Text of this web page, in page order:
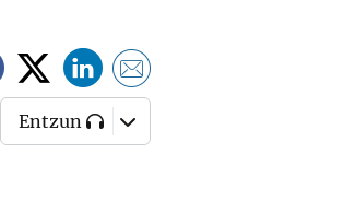
Entzun